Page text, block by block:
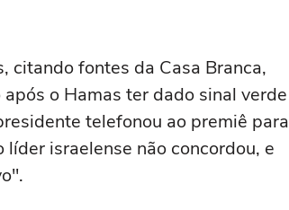
citando fontes da Casa Branca,
o Hamas ter dado sinal verde
telefonou ao premiê para
israelense não concordou, e